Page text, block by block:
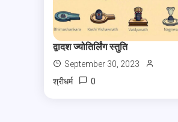
द्वादश ज्योतिर्लिंग स्तुति
September 30, 2023
श्रीधर्म
0